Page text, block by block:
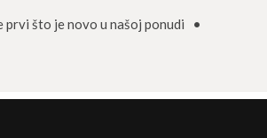
prvi što je novo u našoj ponudi •